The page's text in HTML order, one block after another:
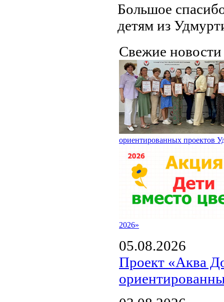
Большое
детям из
Свежие
ориентированных проектов
2026»
05.08.2026
Проект «Аква